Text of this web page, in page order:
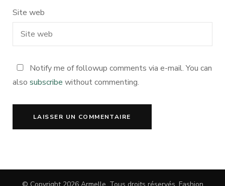
Site web
Notify me of followup comments via e-mail. You can
also subscribe without commenting.